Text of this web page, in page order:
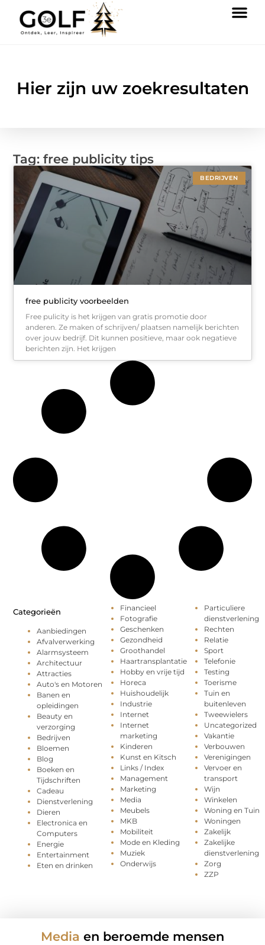
Hier zijn uw zoekresultaten
Tag: free publicity tips
BEDRIJVEN
free publicity voorbeelden
Free pulicity is het krijgen van gratis promotie door
anderen. Ze maken of schrijven/ plaatsen namelijk berichten
over jouw bedrijf. Dit kunnen positieve, maar ook negatieve
berichten zijn. Het krijgen
Categorieën
Aanbiedingen
Afvalverwerking
Alarmsysteem
Architectuur
Attracties
Auto's en Motoren
Banen en
opleidingen
Beauty en
verzorging
Bedrijven
Bloemen
Blog
Boeken en
Tijdschriften
Cadeau
Dienstverlening
Dieren
Electronica en
Computers
Energie
Entertainment
Eten en drinken
Financieel
Fotografie
Geschenken
Gezondheid
Groothandel
Haartransplantatie
Hobby en vrije tijd
Horeca
Huishoudelijk
Industrie
Internet
Internet
marketing
Kinderen
Kunst en Kitsch
Links / Index
Management
Marketing
Media
Meubels
MKB
Mobiliteit
Mode en Kleding
Muziek
Onderwijs
Particuliere
dienstverlening
Rechten
Relatie
Sport
Telefonie
Testing
Toerisme
Tuin en
buitenleven
Tweewielers
Uncategorized
Vakantie
Verbouwen
Verenigingen
Vervoer en
transport
Wijn
Winkelen
Woning en Tuin
Woningen
Zakelijk
Zakelijke
dienstverlening
Zorg
ZZP
Media en beroemde mensen